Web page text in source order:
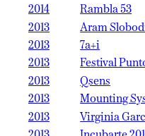
2014
Rambla 53
2013
Aram
2013
7a+i
2013
Festival
2013
Qsens
2013
Mounting
2013
Virginia